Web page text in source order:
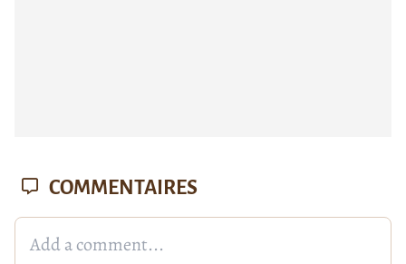
COMMENTAIRES